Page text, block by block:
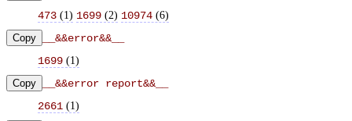
473 (1) 1699 (2) 10974 (6)
Copy
__&&error&&__
1699 (1)
Copy
__&&error report&&__
2661 (1)